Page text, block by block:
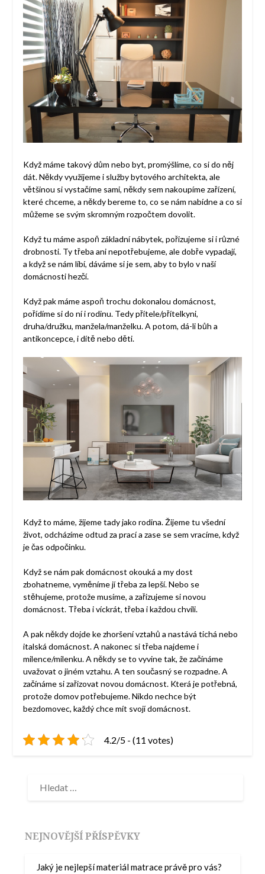
Když máme takový dům nebo byt, promýšlíme, co si do něj
dát. Někdy využijeme i služby bytového architekta, ale
většinou si vystačíme sami, někdy sem nakoupíme zařízení,
které chceme, a někdy bereme to, co se nám nabídne a co si
můžeme se svým skromným rozpočtem dovolit.
Když tu máme aspoň základní nábytek, pořizujeme si i různé
drobnosti. Ty třeba ani nepotřebujeme, ale dobře vypadají,
a když se nám líbí, dáváme si je sem, aby to bylo v naší
domácnosti hezčí.
Když pak máme aspoň trochu dokonalou domácnost,
pořídíme si do ní i rodinu. Tedy přítele/přítelkyni,
druha/družku, manžela/manželku. A potom, dá-li bůh a
antikoncepce, i dítě nebo děti.
Když to máme, žijeme tady jako rodina. Žijeme tu všední
život, odcházíme odtud za prací a zase se sem vracíme, když
je čas odpočinku.
Když se nám pak domácnost okouká a my dost
zbohatneme, vyměníme jí třeba za lepší. Nebo se
stěhujeme, protože musíme, a zařizujeme si novou
domácnost. Třeba i víckrát, třeba i každou chvíli.
A pak někdy dojde ke zhoršení vztahů a nastává tichá nebo
italská domácnost. A nakonec si třeba najdeme i
milence/milenku. A někdy se to vyvine tak, že začínáme
uvažovat o jiném vztahu. A ten současný se rozpadne. A
začínáme si zařizovat novou domácnost. Která je potřebná,
protože domov potřebujeme. Nikdo nechce být
bezdomovec, každý chce mít svojí domácnost.
4.2/5 - (11 votes)
NEJNOVĚJŠÍ PŘÍSPĚVKY
Jaký je nejlepší materiál matrace právě pro vás?